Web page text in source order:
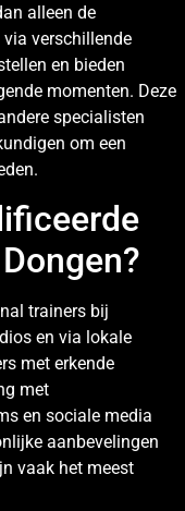
alleen de
verschillende
en bieden
momenten. Deze
specialisten
om een
trainers bij
en via lokale
met erkende
met
en sociale media
aanbevelingen
vaak het meest